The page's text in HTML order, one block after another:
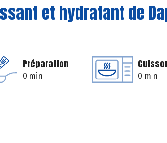
et hydratant de
Préparation
0 min 0 min